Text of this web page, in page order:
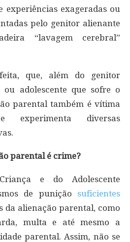
experiências exageradas ou
pelo genitor alienante
“lavagem cerebral”
feita, que, além do genitor
adolescente que sofre o
parental também é vítima
experimenta diversas
parental é crime?
e do Adolescente
de punição suficientes
da alienação parental, como
multa e até mesmo a
parental. Assim, não se